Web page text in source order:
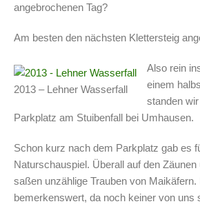
angebrochenen Tag?
Am besten den nächsten Klettersteig
2013 – Lehner Wasserfall
Also rein
einem
standen
Parkplatz am Stuibenfall bei Umhausen.
Schon kurz nach dem Parkplatz gab es
Naturschauspiel. Überall auf den Zäunen
saßen unzählige Trauben von
bemerkenswert, da noch keiner von uns